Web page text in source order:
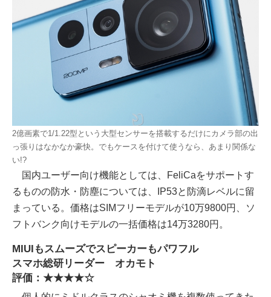
2億画素で1/1.22型という大型センサーを搭載するだけにカメラ部の出
っ張りはなかなか豪快。でもケースを付けて使うなら、あまり関係な
い!?
国内ユーザー向け機能としては、FeliCaをサポートす
るものの防水・防塵については、IP53と防滴レベルに留
まっている。価格はSIMフリーモデルが10万9800円、ソ
フトバンク向けモデルの一括価格は14万3280円。
MIUIもスムーズでスピーカーもパワフル
スマホ総研リーダー オカモト
評価：★★★★☆